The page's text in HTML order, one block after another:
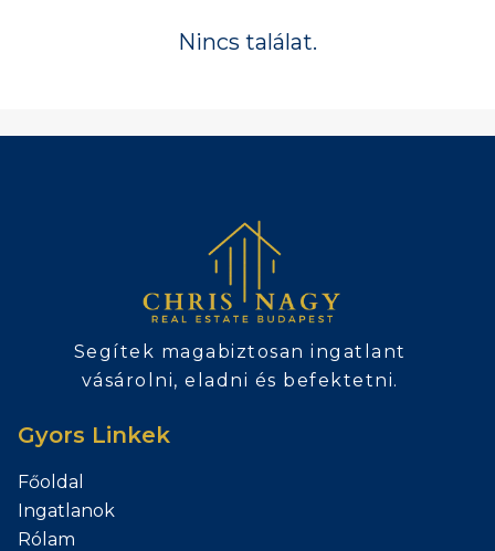
Nincs találat.
Segítek magabiztosan ingatlant
vásárolni, eladni és befektetni.
Gyors Linkek
Főoldal
Ingatlanok
Rólam